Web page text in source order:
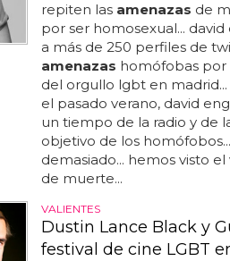
repiten las amenazas de
por ser homosexual...
a más de 250 perfiles de
amenazas homófobas por
del orgullo lgbt en madrid...
el pasado verano, david
un tiempo de la radio y de
objetivo de los
demasiado... hemos visto
de muerte...
VALIENTES
Dustin Lance Black y
festival de cine LGBT